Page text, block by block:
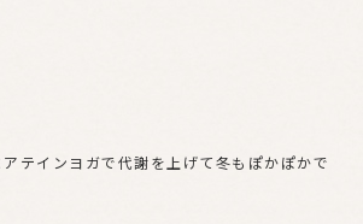
テインヨガで代謝を上げて冬もぽかぽかで